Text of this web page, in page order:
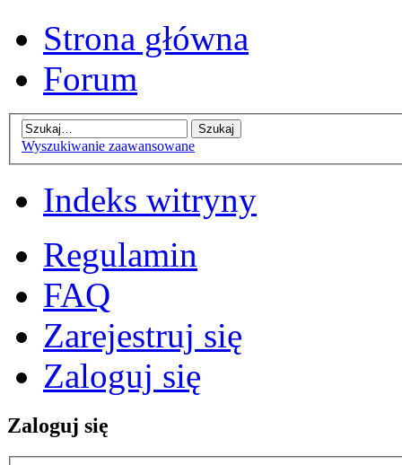
Strona główna
Forum
Wyszukiwanie zaawansowane
Indeks witryny
Regulamin
FAQ
Zarejestruj się
Zaloguj się
Zaloguj się